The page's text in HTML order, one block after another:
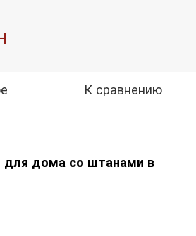
К сравнению
дома со штанами в